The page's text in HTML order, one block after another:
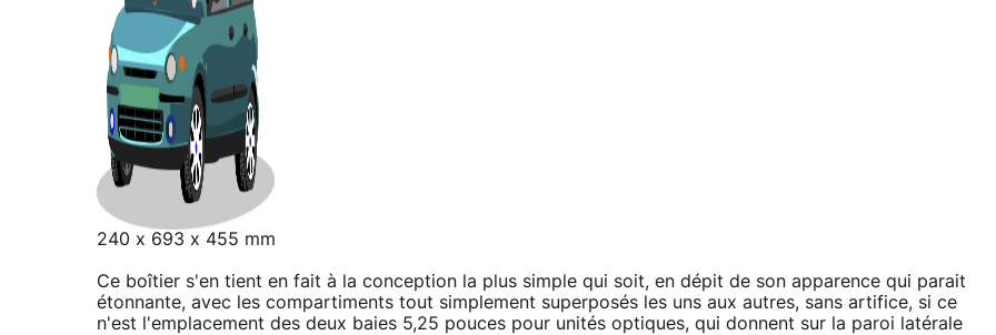
240 x 693 x 455 mm
Ce boîtier s'en tient en fait à la conception la plus simple qui soit, en dépit de son apparence qui parait
étonnante, avec les compartiments tout simplement superposés les uns aux autres, sans artifice, si ce
n'est l'emplacement des deux baies 5,25 pouces pour unités optiques, qui donnent sur la paroi latérale